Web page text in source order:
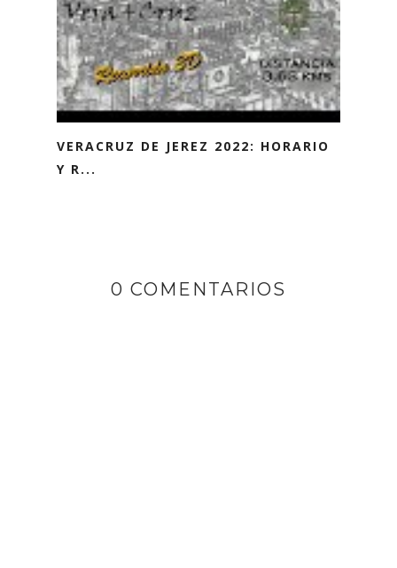
VERACRUZ DE JEREZ 2022: HORARIO
Y R...
0 COMENTARIOS